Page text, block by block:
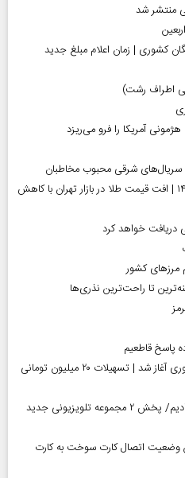
منتشر شد
کشوری | زمان اعلام مبلغ جدید
اطراف رشت)
آمریکا را فرو می‌ریزد
سریال‌های شرقی محبوب مخاطبان
قیمت طلا و سکه امروز ۱۱ مرداد ۱۴۰۵ | افت قیمت طلا در بازار تهران با کاهش
دریافت خواهد کرد
تا راحت‌ترین نذری‌ها
پاسخ قاطعیم
ثبت‌نام وام اربعین بازنشستگان کشوری آغاز شد | تسهیلات ۲۰ میلیون تومانی
هنرمند منحصر‌به‌فردی را از دست دادیم/ پخش ۲ مجموعه تلویزیونی جدید
آخرین وضعیت اتصال کارت سوخت به کارت